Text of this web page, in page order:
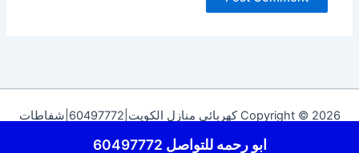
Copyright © 2026 كهربائي منازل الكويت|60497772|شفاطات
الكويت | Powered by
قالب Astra للووردبريس
ابو رحمه للتواصل 60497772